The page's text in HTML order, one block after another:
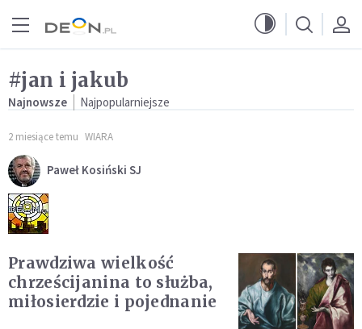
#jan i jakub
Najnowsze Najpopularniejsze
2 miesiące temu WIARA
Paweł Kosiński SJ
Prawdziwa wielkość
chrześcijanina to służba,
miłosierdzie i pojednanie